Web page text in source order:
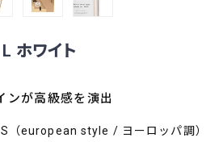
ホワイト
ンが高級感を演出
（european style / ヨーロッパ調）